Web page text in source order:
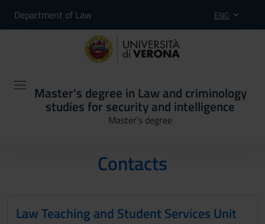
Department of Law ENG
Master's degree in Law and criminology
studies for security and intelligence
Master’s degree
Contacts
Law Teaching and Student Services Unit